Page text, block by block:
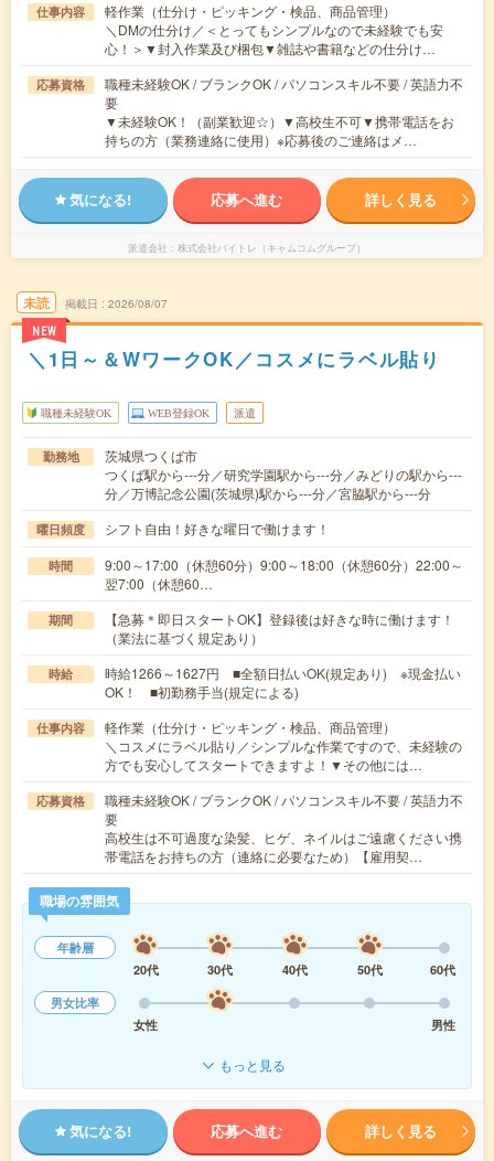
仕事内容
軽作業（仕分け・ピッキング・検品、商品管理）
＼DMの仕分け／＜とってもシンプルなので未経験でも安
心！＞▼封入作業及び梱包▼雑誌や書籍などの仕分け…
応募資格
職種未経験OK / ブランクOK / パソコンスキル不要 / 英語力不
要
▼未経験OK！（副業歓迎☆）▼高校生不可▼携帯電話をお
持ちの方（業務連絡に使用）※応募後のご連絡はメ…
気になる! 応募へ進む 詳しく見る
派遣会社 株式会社バイトレ（キャムコムグループ）
未読
NEW
掲載日 2026/08/07
＼1日～＆WワークOK／コスメにラベル貼り
職種未経験OK WEB登録OK 派遣
勤務地
茨城県つくば市
つくば駅から---分／研究学園駅から---分／みどりの駅から---
分／万博記念公園(茨城県)駅から---分／宮脇駅から---分
曜日頻度 シフト自由！好きな曜日で働けます！
時間
9:00～17:00（休憩60分）9:00～18:00（休憩60分）22:00～
翌7:00（休憩60…
期間
【急募＊即日スタートOK】登録後は好きな時に働けます！
（業法に基づく規定あり）
時給
時給1266～1627円 ■全額日払いOK(規定あり) ※現金払い
OK！ ■初勤務手当(規定による)
仕事内容
軽作業（仕分け・ピッキング・検品、商品管理）
＼コスメにラベル貼り／シンプルな作業ですので、未経験の
方でも安心してスタートできますよ！▼その他には…
応募資格
職種未経験OK / ブランクOK / パソコンスキル不要 / 英語力不
要
高校生は不可過度な染髪、ヒゲ、ネイルはご遠慮ください携
帯電話をお持ちの方（連絡に必要なため）【雇用契…
職場の雰囲気
年齢層
20代
30代 40代 50代
60代
男女比率
女性
男性
もっと見る
気になる! 応募へ進む 詳しく見る